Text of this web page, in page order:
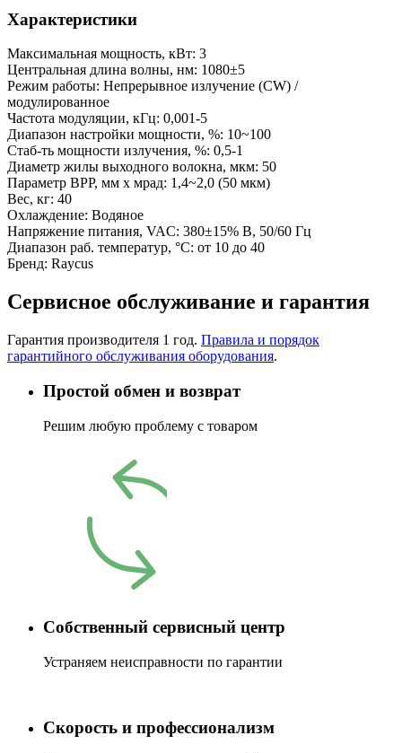
Характеристики
Максимальная мощность, кВт: 3
Центральная длина волны, нм: 1080±5
Режим работы: Непрерывное излучение (CW) /
модулированное
Частота модуляции, кГц: 0,001-5
Диапазон настройки мощности, %: 10~100
Стаб-ть мощности излучения, %: 0,5-1
Диаметр жилы выходного волокна, мкм: 50
Параметр BPP, мм х мрад: 1,4~2,0 (50 мкм)
Вес, кг: 40
Охлаждение: Водяное
Напряжение питания, VAC: 380±15% В, 50/60 Гц
Диапазон раб. температур, °С: от 10 до 40
Бренд: Raycus
Сервисное обслуживание и гарантия
Гарантия производителя 1 год. Правила и порядок
гарантийного обслуживания оборудования.
Простой обмен и возврат
Решим любую проблему с товаром
Собственный сервисный центр
Устраняем неисправности по гарантии
Скорость и профессионализм